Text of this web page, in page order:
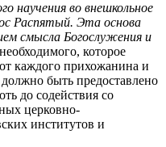
научения во внешкольное
Распятый. Эта основа
смысла Богослужения и
которое
каждого прихожанина и
быть предоставлено
до содействия со
церковно-
институтов и